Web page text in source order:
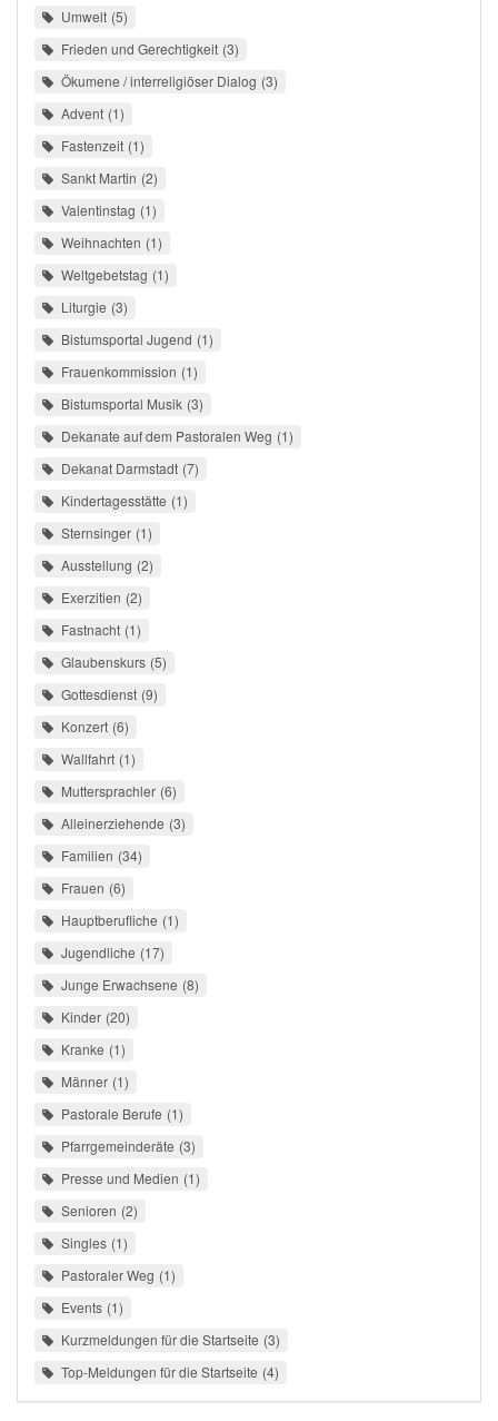
Umwelt 5
Frieden und Gerechtigkeit 3
Ökumene / interreligiöser Dialog 3
Advent 1
Fastenzeit 1
Sankt Martin 2
Valentinstag 1
Weihnachten 1
Weltgebetstag 1
Liturgie 3
Bistumsportal Jugend 1
Frauenkommission 1
Bistumsportal Musik 3
Dekanate auf dem Pastoralen Weg 1
Dekanat Darmstadt 7
Kindertagesstätte 1
Sternsinger 1
Ausstellung 2
Exerzitien 2
Fastnacht 1
Glaubenskurs 5
Gottesdienst 9
Konzert 6
Wallfahrt 1
Muttersprachler 6
Alleinerziehende 3
Familien 34
Frauen 6
Hauptberufliche 1
Jugendliche 17
Junge Erwachsene 8
Kinder 20
Kranke 1
Männer 1
Pastorale Berufe 1
Pfarrgemeinderäte 3
Presse und Medien 1
Senioren 2
Singles 1
Pastoraler Weg 1
Events 1
Kurzmeldungen für die Startseite 3
Top-Meldungen für die Startseite 4